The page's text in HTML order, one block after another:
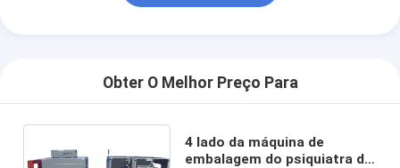
Obter O Melhor Preço Para
4 lado da máquina de
embalagem do psiquiatra do